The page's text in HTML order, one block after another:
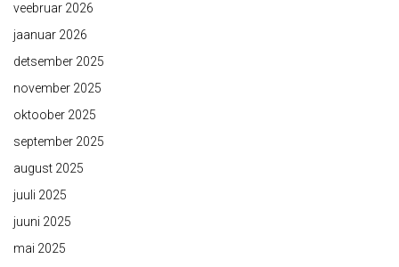
veebruar 2026
jaanuar 2026
detsember 2025
november 2025
oktoober 2025
september 2025
august 2025
juuli 2025
juuni 2025
mai 2025